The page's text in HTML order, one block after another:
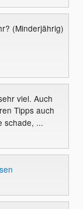
(Minderjährig)
viel. Auch
Tipps auch
schade, ...